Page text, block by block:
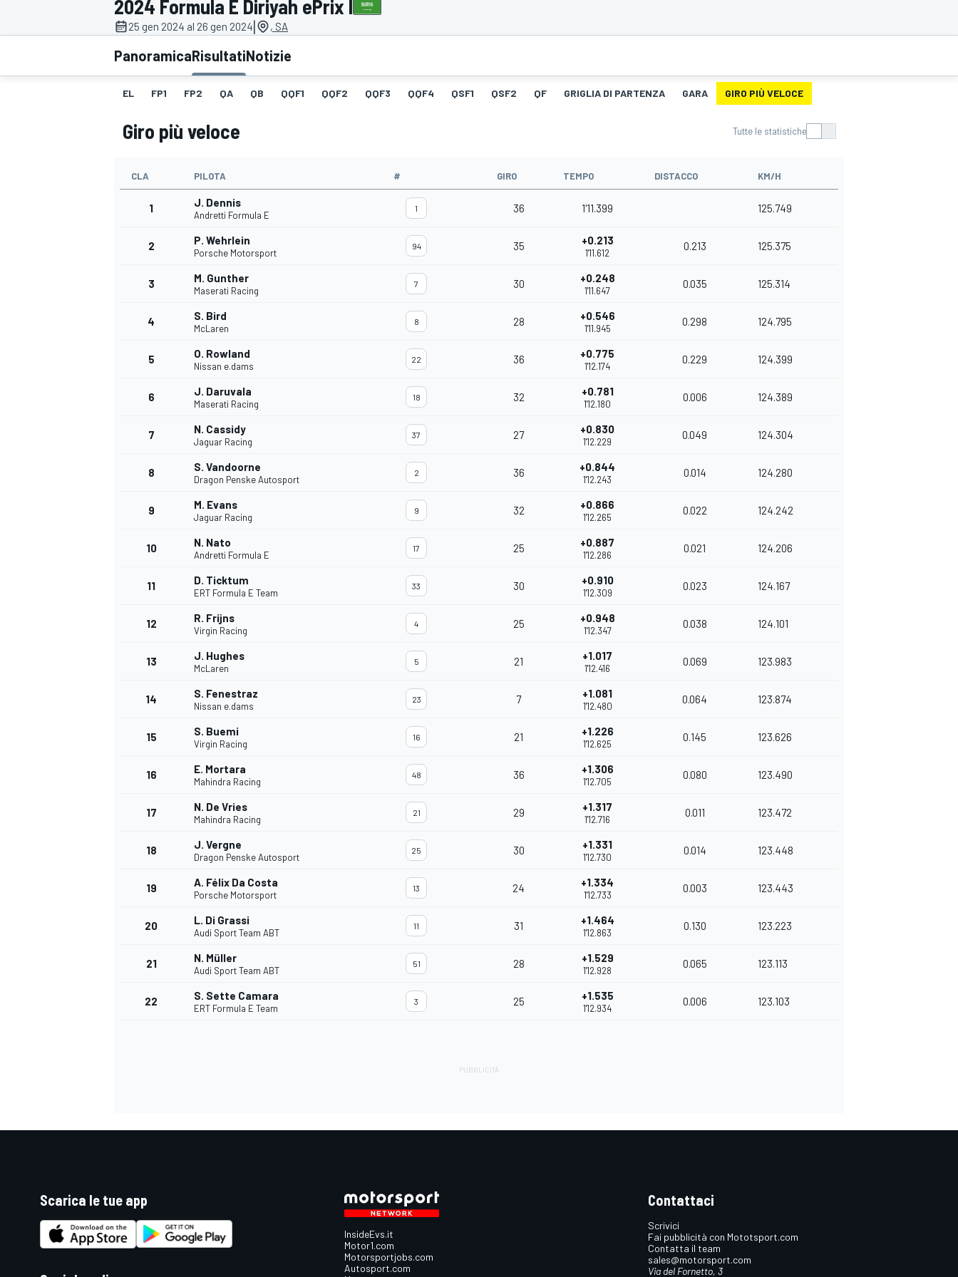
MOTOGP WEC
WRC
MONOPOSTO
2024 Formula E Diriyah ePrix I
25 gen 2024 al 26 gen 2024| , SA
PanoramicaRisultatiNotizie
EL FP1 FP2 QA QB QQF1 QQF2 QQF3 QQF4 QSF1 QSF2 QF GRIGLIA DI PARTENZA GARA GIRO PIÙ VELOCE
Giro più veloce Tutte le statistiche
CLA PILOTA # GIRO TEMPO DISTACCO KM/H
1 J. Dennis
Andretti Formula E
1 36 1'11.399 125.749
2 P. Wehrlein
Porsche Motorsport
94 35 +0.213
1'11.612
0.213 125.375
3 M. Gunther
Maserati Racing
7 30 +0.248
1'11.647
0.035 125.314
4 S. Bird
McLaren
8 28 +0.546
1'11.945
0.298 124.795
5 O. Rowland
Nissan e.dams
22 36 +0.775
1'12.174
0.229 124.399
6 J. Daruvala
Maserati Racing
18 32 +0.781
1'12.180
0.006 124.389
7 N. Cassidy
Jaguar Racing
37 27 +0.830
1'12.229
0.049 124.304
8 S. Vandoorne
Dragon Penske Autosport
2 36 +0.844
1'12.243
0.014 124.280
9 M. Evans
Jaguar Racing
9 32 +0.866
1'12.265
0.022 124.242
10 N. Nato
Andretti Formula E
17 25 +0.887
1'12.286
0.021 124.206
11 D. Ticktum
ERT Formula E Team
33 30 +0.910
1'12.309
0.023 124.167
12 R. Frijns
Virgin Racing
4 25 +0.948
1'12.347
0.038 124.101
13 J. Hughes
McLaren
5 21 +1.017
1'12.416
0.069 123.983
14 S. Fenestraz
Nissan e.dams
23 7 +1.081
1'12.480
0.064 123.874
15 S. Buemi
Virgin Racing
16 21 +1.226
1'12.625
0.145 123.626
16 E. Mortara
Mahindra Racing
48 36 +1.306
1'12.705
0.080 123.490
17 N. De Vries
Mahindra Racing
21 29 +1.317
1'12.716
0.011 123.472
18 J. Vergne
Dragon Penske Autosport
25 30 +1.331
1'12.730
0.014 123.448
19 A. Félix Da Costa
Porsche Motorsport
13 24 +1.334
1'12.733
0.003 123.443
20 L. Di Grassi
Audi Sport Team ABT
11 31 +1.464
1'12.863
0.130 123.223
21 N. Müller
Audi Sport Team ABT
51 28 +1.529
1'12.928
0.065 123.113
22 S. Sette Camara
ERT Formula E Team
3 25 +1.535
1'12.934
0.006 123.103
Scarica le tue app
InsideEvs.it
Motor1.com
Motorsportjobs.com
Autosport.com
Contattaci
Scrivici
Fai pubblicità con Mototsport.com
Contatta il team
sales@motorsport.com
Via del Fornetto, 3